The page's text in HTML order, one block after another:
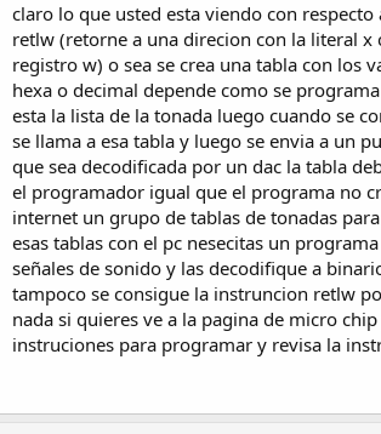
claro lo que usted esta viendo con respecto
retlw (retorne a una direcion con la literal x
registro w) o sea se crea una tabla con los
hexa o decimal depende como se
esta la lista de la tonada luego cuando se
se llama a esa tabla y luego se envia a un
que sea decodificada por un dac la tabla
el programador igual que el programa no
internet un grupo de tablas de tonadas
esas tablas con el pc nesecitas un
señales de sonido y las decodifique a
tampoco se consigue la instruncion retlw
nada si quieres ve a la pagina de micro
instruciones para programar y revisa la